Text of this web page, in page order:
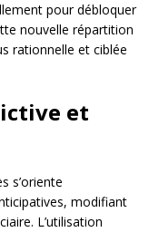
pour débloquer
nouvelle répartition
rationnelle et ciblée
et
s’oriente
modifiant
L’utilisation